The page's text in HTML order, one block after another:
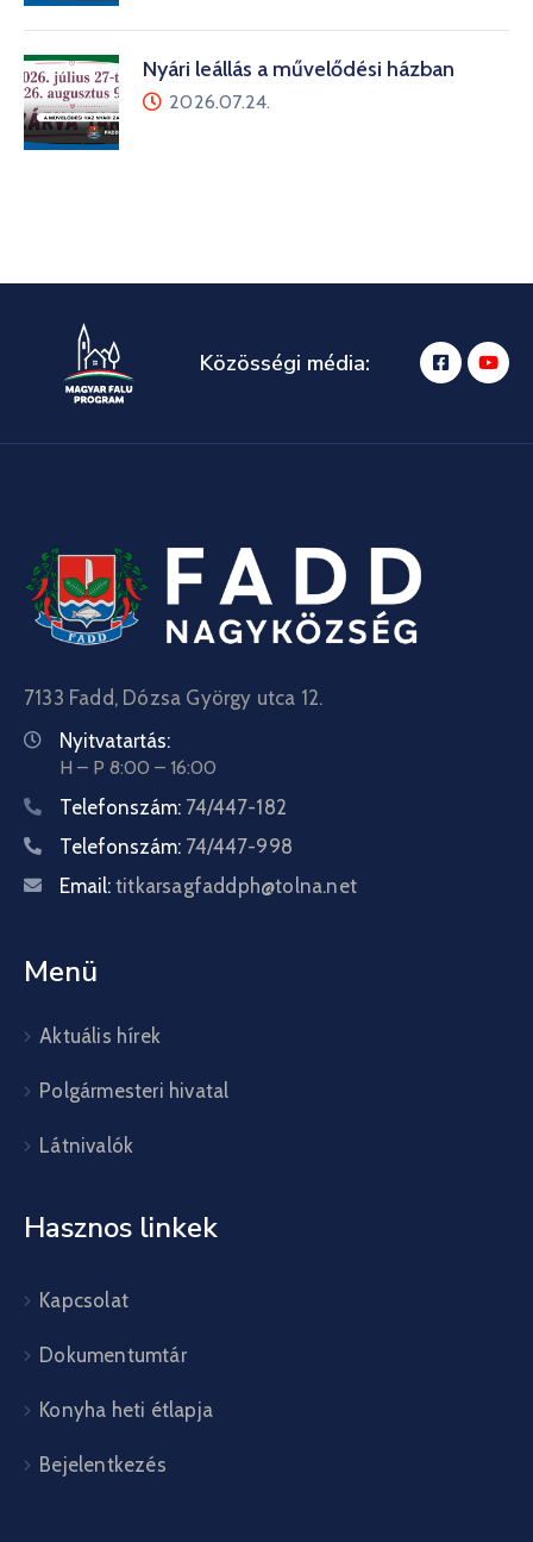
Nyári leállás a művelődési házban
2026.07.24.
Közösségi média:
7133 Fadd, Dózsa György utca 12.
Nyitvatartás:
H – P 8:00 – 16:00
Telefonszám: 74/447-182
Telefonszám: 74/447-998
Email: titkarsagfaddph@tolna.net
Menü
Aktuális hírek
Polgármesteri hivatal
Látnivalók
Hasznos linkek
Kapcsolat
Dokumentumtár
Konyha heti étlapja
Bejelentkezés